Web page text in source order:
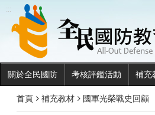
:::
關於全民國防 考核評鑑活動 補充
首頁 補充教材 國軍光榮戰史回顧